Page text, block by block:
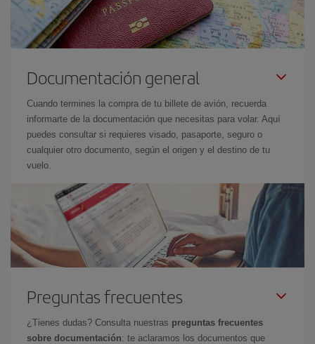
Documentación general
Cuando termines la compra de tu billete de avión, recuerda
informarte de la documentación que necesitas para volar. Aquí
puedes consultar si requieres visado, pasaporte, seguro o
cualquier otro documento, según el origen y el destino de tu
vuelo.
Preguntas frecuentes
¿Tienes dudas? Consulta nuestras preguntas frecuentes
sobre documentación: te aclaramos los documentos que